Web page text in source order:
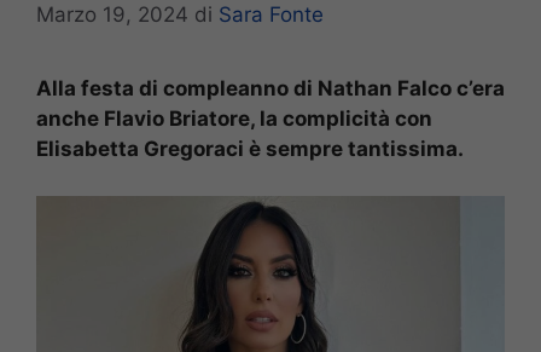
Marzo 19, 2024 di Sara Fonte
Alla festa di compleanno di Nathan Falco c’era
anche Flavio Briatore, la complicità con
Elisabetta Gregoraci è sempre tantissima.